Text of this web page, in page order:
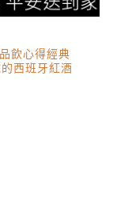
飲心得經典
西班牙紅酒